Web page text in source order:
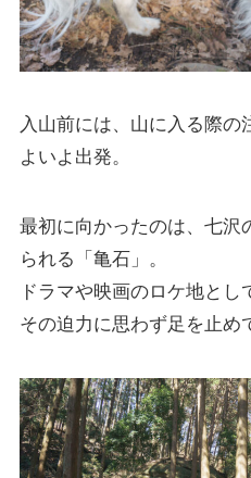
入山前には、山に入る際の
よいよ出発。
最初に向かったのは、七沢
られる「亀石」。
ドラマや映画のロケ地とし
その迫力に思わず足を止め